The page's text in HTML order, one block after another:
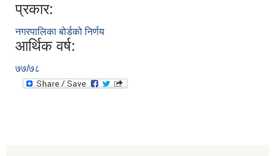
प्रकार:
नगरपालिका बोर्डको निर्णय
आर्थिक वर्ष:
७७/७८